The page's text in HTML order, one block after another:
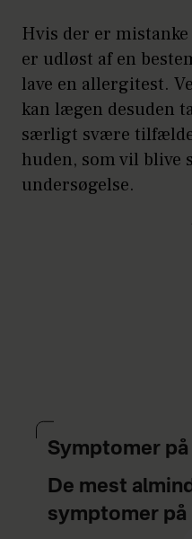
Hvis der er
er udløst af en
lave en allergitest.
kan lægen desuden
særligt svære
huden, som vil blive
undersøgelse.
Symptomer
De mest
symptomer